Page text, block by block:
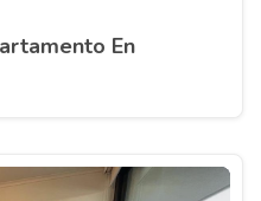
En